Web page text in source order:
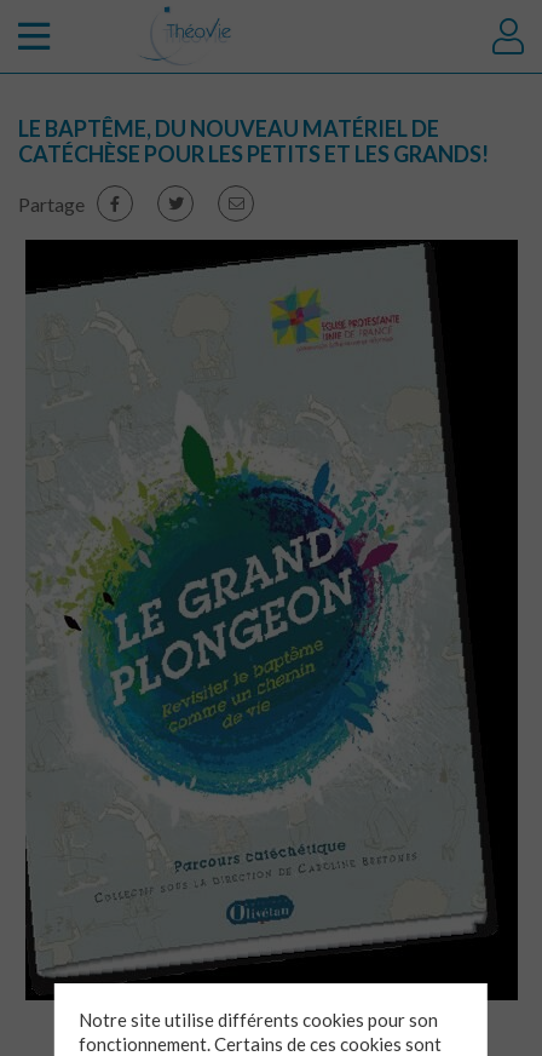
LE BAPTÊME, DU NOUVEAU MATÉRIEL DE
CATÉCHÈSE POUR LES PETITS ET LES GRANDS!
Partage
Le baptême constitue un événement majeur dans la vie
chrétienne.
Notre site utilise différents cookies pour son
fonctionnement. Certains de ces cookies sont